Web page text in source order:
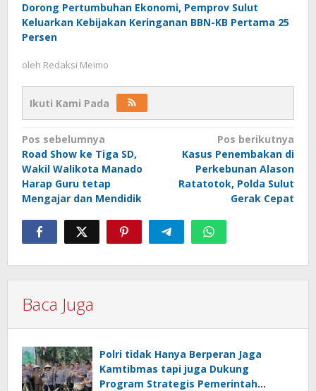
Dorong Pertumbuhan Ekonomi, Pemprov Sulut
Keluarkan Kebijakan Keringanan BBN-KB Pertama 25
Persen
oleh Redaksi Meimo
Ikuti Kami Pada
Navigasi
pos
Pos sebelumnya
Road Show ke Tiga SD,
Wakil Walikota Manado
Harap Guru tetap
Mengajar dan Mendidik
Pos berikutnya
Kasus Penembakan di
Perkebunan Alason
Ratatotok, Polda Sulut
Gerak Cepat
Baca Juga
Polri tidak Hanya Berperan Jaga
Kamtibmas tapi juga Dukung
Program Strategis Pemerintah